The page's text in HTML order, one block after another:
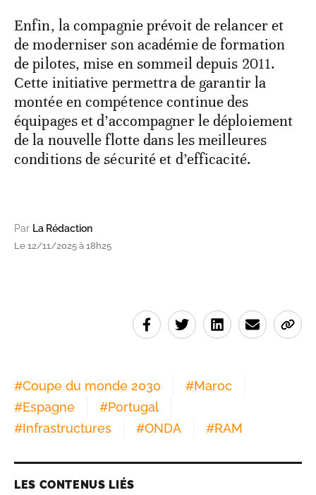
Enfin, la compagnie prévoit de relancer et
de moderniser son académie de formation
de pilotes, mise en sommeil depuis 2011.
Cette initiative permettra de garantir la
montée en compétence continue des
équipages et d’accompagner le déploiement
de la nouvelle flotte dans les meilleures
conditions de sécurité et d’efficacité.
Par La Rédaction
Le 12/11/2025 à 18h25
#Coupe du monde 2030 #Maroc
#Espagne #Portugal
#Infrastructures #ONDA #RAM
LES CONTENUS LIÉS